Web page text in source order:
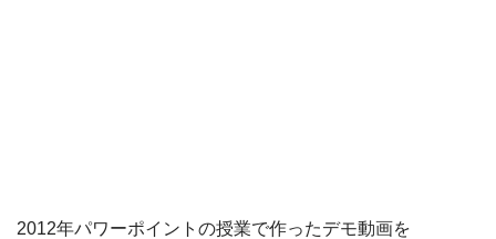
2012年パワーポイントの授業で作ったデモ動画を